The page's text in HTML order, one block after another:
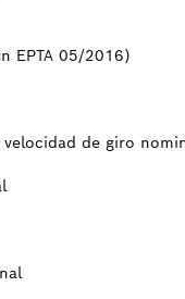
EPTA 05/2016)
de giro